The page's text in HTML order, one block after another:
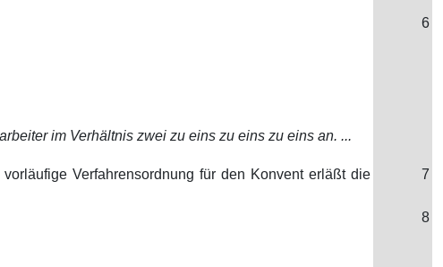
im Verhältnis zwei zu eins zu eins zu eins an. ...
6
Verfahrensordnung für den Konvent erläßt die
7
8